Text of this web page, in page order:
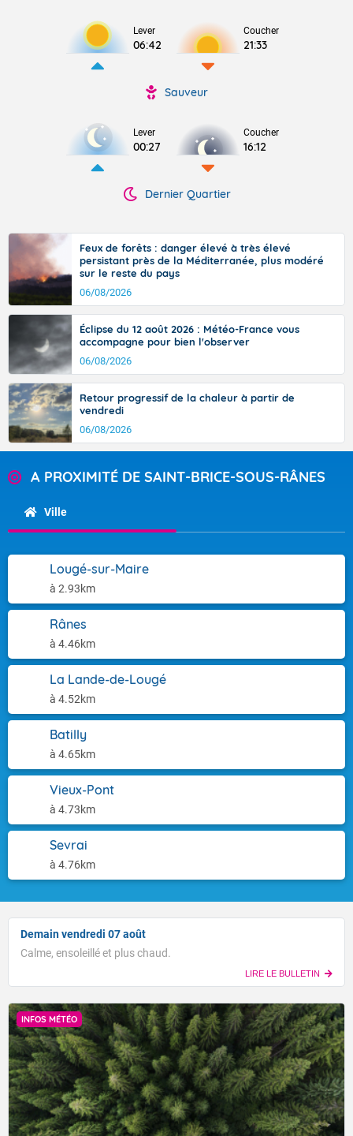
Lever
06:42
Coucher
21:33
Sauveur
Lever
00:27
Coucher
16:12
Dernier Quartier
Feux de forêts : danger élevé à très élevé
persistant près de la Méditerranée, plus modéré
sur le reste du pays
06/08/2026
Éclipse du 12 août 2026 : Météo-France vous
accompagne pour bien l'observer
06/08/2026
Retour progressif de la chaleur à partir de
vendredi
06/08/2026
A PROXIMITÉ DE SAINT-BRICE-SOUS-RÂNES
Ville
Lougé-sur-Maire
à 2.93km
Rânes
à 4.46km
La Lande-de-Lougé
à 4.52km
Batilly
à 4.65km
Vieux-Pont
à 4.73km
Sevrai
à 4.76km
Demain vendredi 07 août
Calme, ensoleillé et plus chaud.
LIRE LE BULLETIN
INFOS MÉTÉO